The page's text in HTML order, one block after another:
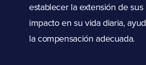
establecer la extensión de
impacto en su vida diaria,
la compensación adecuada.